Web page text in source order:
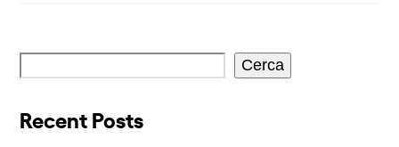
Cerca
Recent Posts